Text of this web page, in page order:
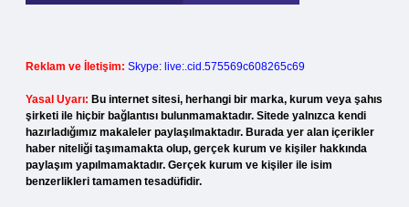
Reklam ve İletişim: Skype: live:.cid.575569c608265c69
Yasal Uyarı: Bu internet sitesi, herhangi bir marka, kurum veya şahıs
şirketi ile hiçbir bağlantısı bulunmamaktadır. Sitede yalnızca kendi
hazırladığımız makaleler paylaşılmaktadır. Burada yer alan içerikler
haber niteliği taşımamakta olup, gerçek kurum ve kişiler hakkında
paylaşım yapılmamaktadır. Gerçek kurum ve kişiler ile isim
benzerlikleri tamamen tesadüfidir.